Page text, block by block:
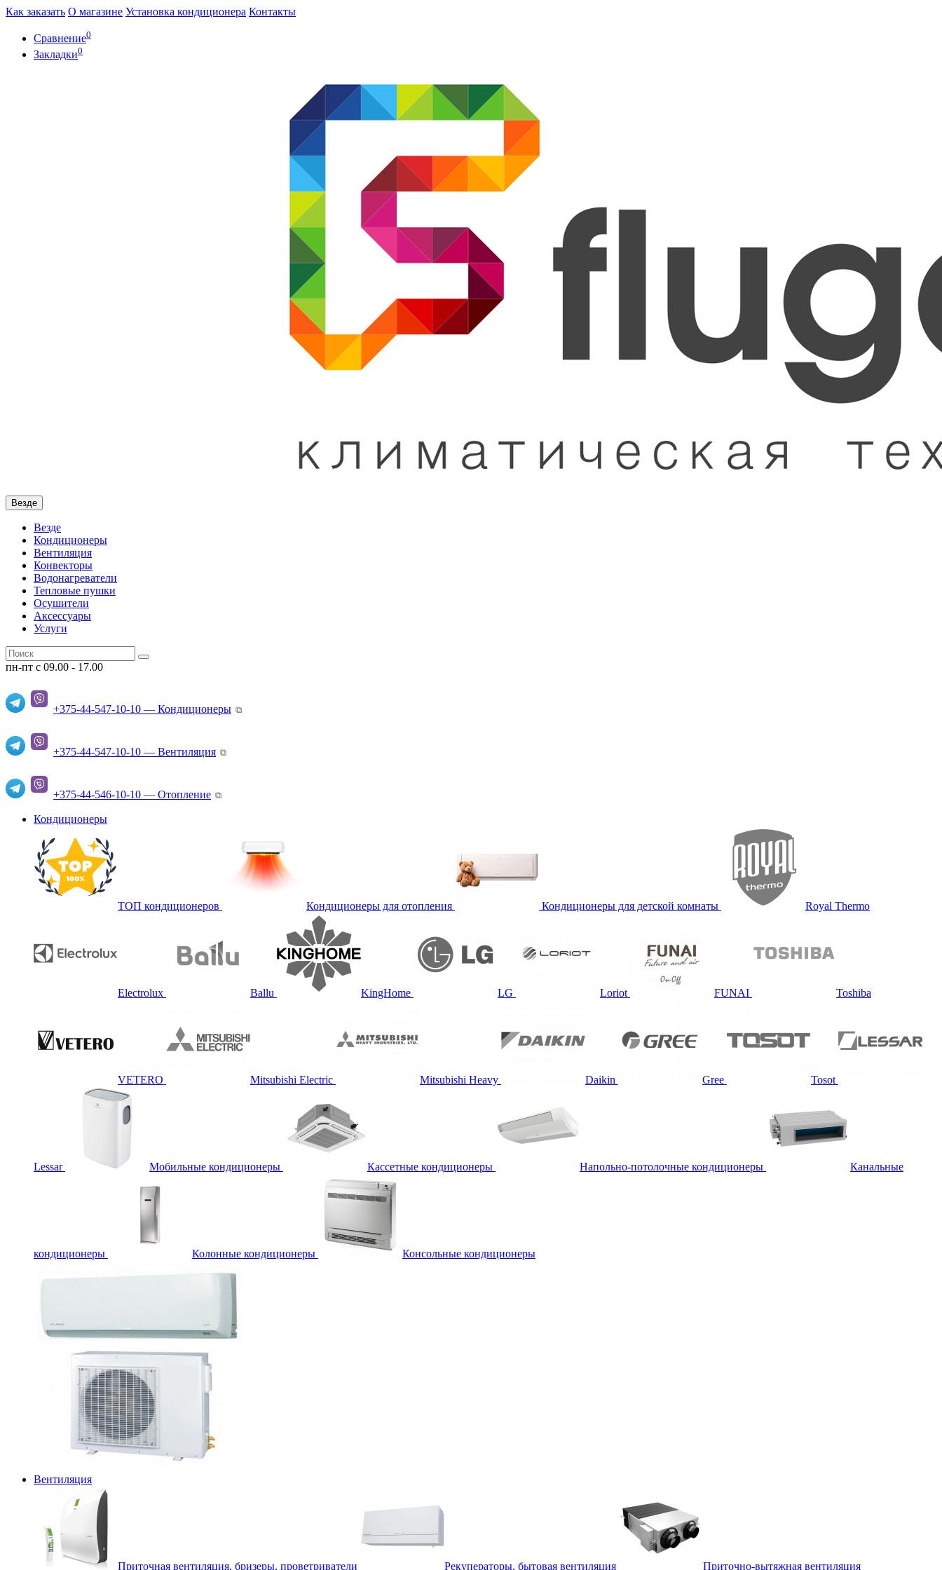
Как заказать О магазине Установка кондиционера Контакты
Сравнение0
Закладки0
Везде
Везде
Кондиционеры
Вентиляция
Конвекторы
Водонагреватели
Тепловые пушки
Осушители
Аксессуары
Услуги
пн-пт с 09.00 - 17.00
+375-44-547-10-10 — Кондиционеры ⧉
+375-44-547-10-10 — Вентиляция ⧉
+375-44-546-10-10 — Отопление ⧉
Кондиционеры
ТОП кондиционеров Кондиционеры для отопления Кондиционеры для детской комнаты Royal Thermo
Electrolux Ballu KingHome LG Loriot FUNAI Toshiba
VETERO Mitsubishi Electric Mitsubishi Heavy Daikin Gree Tosot
Lessar Мобильные кондиционеры Кассетные кондиционеры Напольно-потолочные кондиционеры Канальные
кондиционеры Колонные кондиционеры Консольные кондиционеры
Вентиляция
Приточная вентиляция, бризеры, проветриватели Рекуператоры, бытовая вентиляция Приточно-вытяжная вентиляция